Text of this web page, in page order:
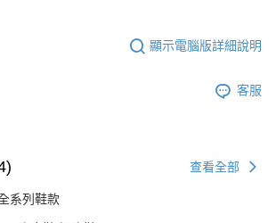
顯示電腦版詳細說明
客服
查看全部
系列鞋款